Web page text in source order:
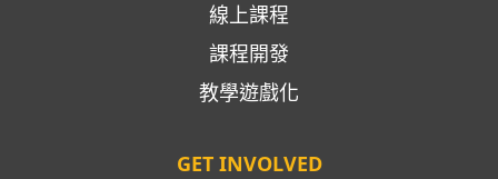
線上課程
課程開發
教學遊戲化
GET INVOLVED